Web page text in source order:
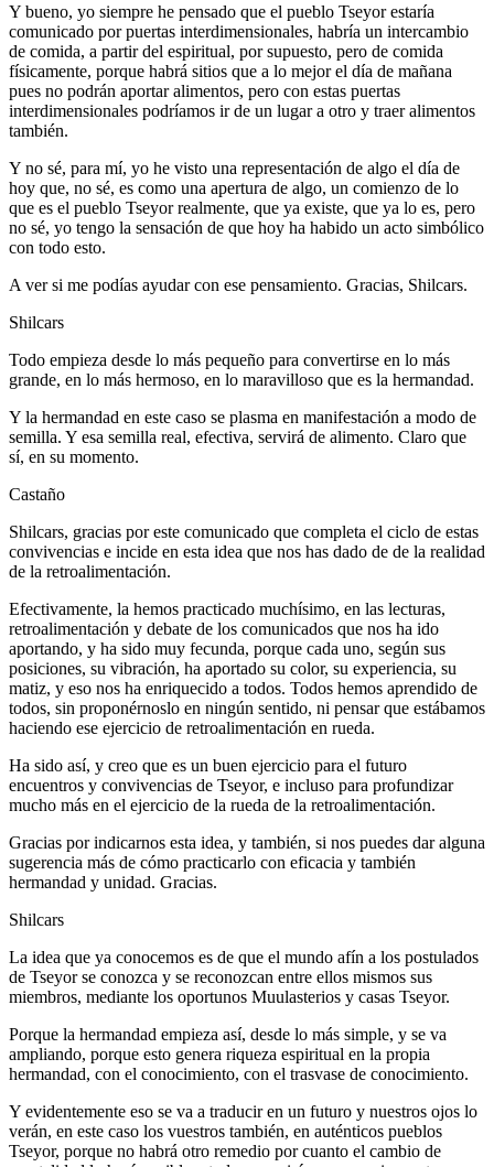
Y bueno, yo siempre he pensado que el pueblo Tseyor estaría
comunicado por puertas interdimensionales, habría un intercambio
de comida, a partir del espiritual, por supuesto, pero de comida
físicamente, porque habrá sitios que a lo mejor el día de mañana
pues no podrán aportar alimentos, pero con estas puertas
interdimensionales podríamos ir de un lugar a otro y traer alimentos
también.
Y no sé, para mí, yo he visto una representación de algo el día de
hoy que, no sé, es como una apertura de algo, un comienzo de lo
que es el pueblo Tseyor realmente, que ya existe, que ya lo es, pero
no sé, yo tengo la sensación de que hoy ha habido un acto simbólico
con todo esto.
A ver si me podías ayudar con ese pensamiento. Gracias, Shilcars.
Shilcars
Todo empieza desde lo más pequeño para convertirse en lo más
grande, en lo más hermoso, en lo maravilloso que es la hermandad.
Y la hermandad en este caso se plasma en manifestación a modo de
semilla. Y esa semilla real, efectiva, servirá de alimento. Claro que
sí, en su momento.
Castaño
Shilcars, gracias por este comunicado que completa el ciclo de estas
convivencias e incide en esta idea que nos has dado de de la realidad
de la retroalimentación.
Efectivamente, la hemos practicado muchísimo, en las lecturas,
retroalimentación y debate de los comunicados que nos ha ido
aportando, y ha sido muy fecunda, porque cada uno, según sus
posiciones, su vibración, ha aportado su color, su experiencia, su
matiz, y eso nos ha enriquecido a todos. Todos hemos aprendido de
todos, sin proponérnoslo en ningún sentido, ni pensar que estábamos
haciendo ese ejercicio de retroalimentación en rueda.
Ha sido así, y creo que es un buen ejercicio para el futuro
encuentros y convivencias de Tseyor, e incluso para profundizar
mucho más en el ejercicio de la rueda de la retroalimentación.
Gracias por indicarnos esta idea, y también, si nos puedes dar alguna
sugerencia más de cómo practicarlo con eficacia y también
hermandad y unidad. Gracias.
Shilcars
La idea que ya conocemos es de que el mundo afín a los postulados
de Tseyor se conozca y se reconozcan entre ellos mismos sus
miembros, mediante los oportunos Muulasterios y casas Tseyor.
Porque la hermandad empieza así, desde lo más simple, y se va
ampliando, porque esto genera riqueza espiritual en la propia
hermandad, con el conocimiento, con el trasvase de conocimiento.
Y evidentemente eso se va a traducir en un futuro y nuestros ojos lo
verán, en este caso los vuestros también, en auténticos pueblos
Tseyor, porque no habrá otro remedio por cuanto el cambio de